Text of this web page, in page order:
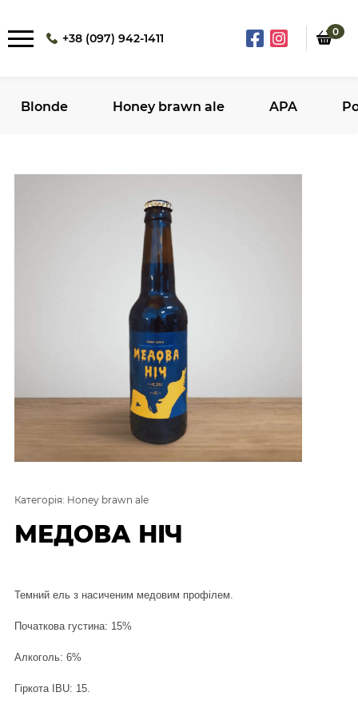
+38 (097) 942-1411 0
Blonde Honey brawn ale APA
Категорія: Honey brawn ale
МЕДОВА НІЧ
Темний ель з насиченим медовим профілем.
Початкова густина: 15%
Алкоголь: 6%
Гіркота IBU: 15.